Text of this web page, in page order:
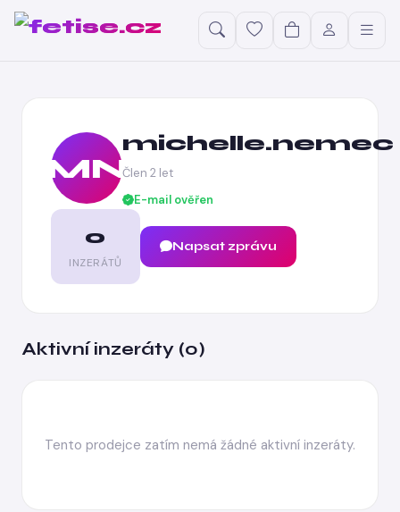
MN
michelle.nemec
Člen 2 let
E-mail ověřen
0
INZERÁTŮ
Napsat zprávu
Aktivní inzeráty (0)
Tento prodejce zatím nemá žádné aktivní inzeráty.